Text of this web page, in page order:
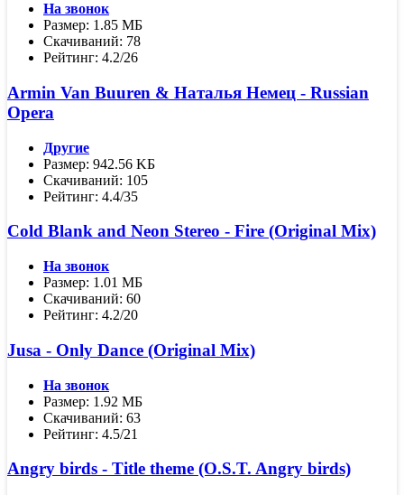
На звонок
Размер: 1.85 МБ
Скачиваний: 78
Рейтинг: 4.2/26
Armin Van Buuren & Наталья Немец - Russian
Opera
Другие
Размер: 942.56 KБ
Скачиваний: 105
Рейтинг: 4.4/35
Cold Blank and Neon Stereo - Fire (Original Mix)
На звонок
Размер: 1.01 МБ
Скачиваний: 60
Рейтинг: 4.2/20
Jusa - Only Dance (Original Mix)
На звонок
Размер: 1.92 МБ
Скачиваний: 63
Рейтинг: 4.5/21
Angry birds - Title theme (O.S.T. Angry birds)